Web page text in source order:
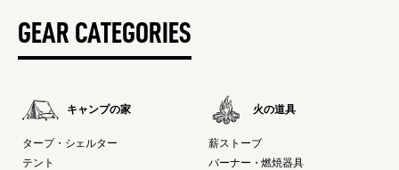
GEAR CATEGORIES
キャンプの家
タープ・シェルター
テント
火の道具
薪ストーブ
バーナー・燃焼器具